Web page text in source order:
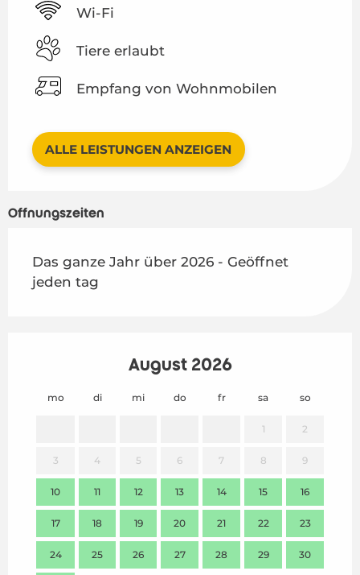
Wi-Fi
Tiere erlaubt
Empfang von Wohnmobilen
ALLE LEISTUNGEN ANZEIGEN
Öffnungszeiten
Das ganze Jahr über 2026 - Geöffnet
jeden tag
August 2026
mo di mi do fr sa so
1 2
3 4 5 6 7 8 9
10 11 12 13 14 15 16
17 18 19 20 21 22 23
24 25 26 27 28 29 30